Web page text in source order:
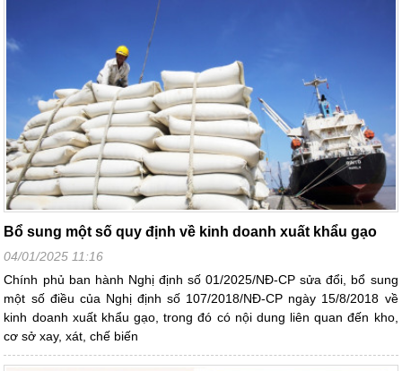
Bổ sung một số quy định về kinh doanh xuất khẩu gạo
04/01/2025 11:16
Chính phủ ban hành Nghị định số 01/2025/NĐ-CP sửa đổi, bổ sung
một số điều của Nghị định số 107/2018/NĐ-CP ngày 15/8/2018 về
kinh doanh xuất khẩu gạo, trong đó có nội dung liên quan đến kho,
cơ sở xay, xát, chế biến